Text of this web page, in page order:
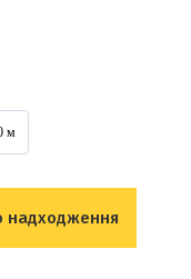
м
надходження